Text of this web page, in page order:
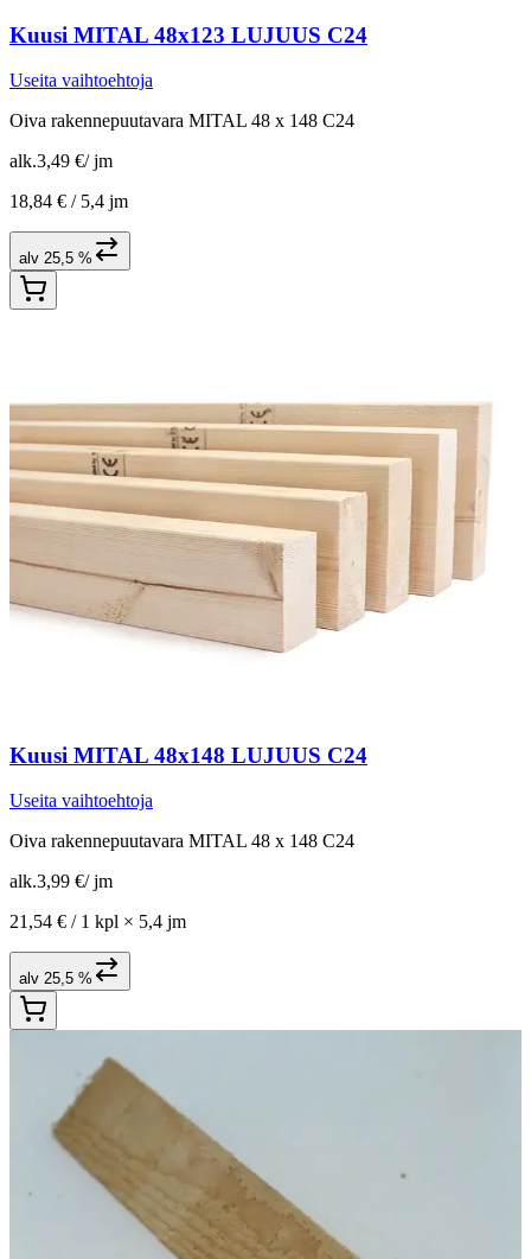
Kuusi MITAL 48x123 LUJUUS C24
Useita vaihtoehtoja
Oiva rakennepuutavara MITAL 48 x 148 C24
alk.3,49 €/ jm
18,84 € / 5,4 jm
alv 25,5 %
Kuusi MITAL 48x148 LUJUUS C24
Useita vaihtoehtoja
Oiva rakennepuutavara MITAL 48 x 148 C24
alk.3,99 €/ jm
21,54 € / 1 kpl × 5,4 jm
alv 25,5 %